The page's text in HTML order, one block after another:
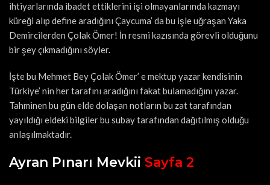
ihtiyarlarında ibadet ettiklerini işi olmayanlarında kazmayı
küreği alıp define aradığını Çaycuma’ da bu işle uğraşan Yaka
Demircilerden Çolak Ömer! İn resmi kazısında görevli olduğunu
bir şey çıkmadığını söyler.
İşte bu Mehmet Bey Çolak Ömer’ e mektup yazar kendisinin
Türkiye’ nin her tarafını aradığını fakat bulamadığını yazar.
Tahminen bu gün elde dolaşan notların bu zat tarafından
yayıldığı eldeki bilgiler bu subay tarafından dağıtılmış olduğu
anlaşılmaktadır.
Ayran Pınarı Mevkii Sayfa 2